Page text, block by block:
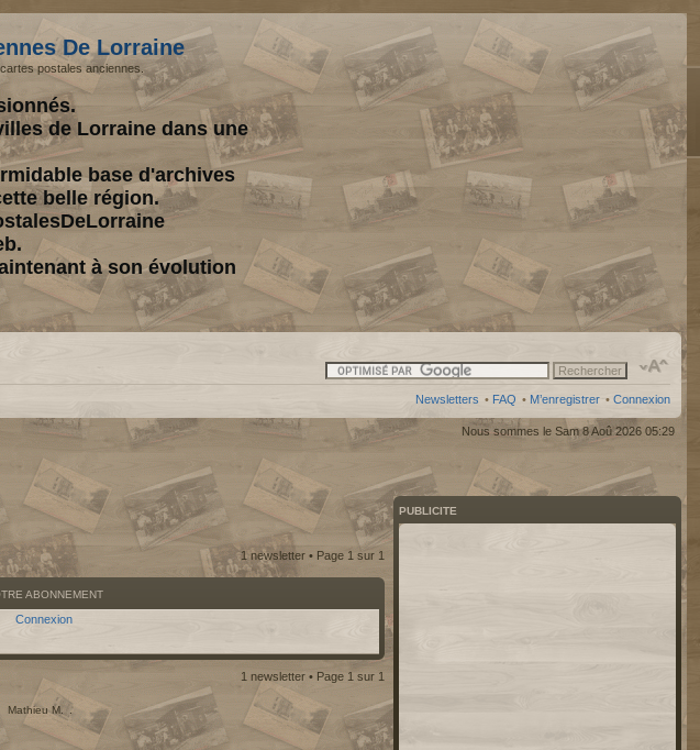
De Lorraine
postales anciennes.
de Lorraine dans une
base d'archives
belle région.
à son évolution
Newsletters • FAQ • M’enregistrer • Connexion
Nous sommes le Sam 8 Aoû 2026 05:29
1 newsletter • Page 1 sur 1
ABONNEMENT
Connexion
1 newsletter • Page 1 sur 1
Mathieu M. .
PUBLICITE